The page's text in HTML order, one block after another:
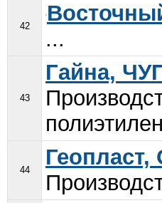
42
...
43
Гайна,
44